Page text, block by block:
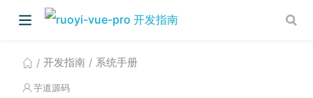
开发指南 系统手册
芋道源码